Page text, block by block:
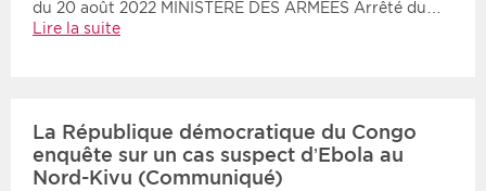
Inversé
du 20 août 2022 MINISTERE DES ARMEES Arrêté du…
Lire la suite
La République démocratique du Congo
enquête sur un cas suspect d’Ebola au
Nord-Kivu (Communiqué)